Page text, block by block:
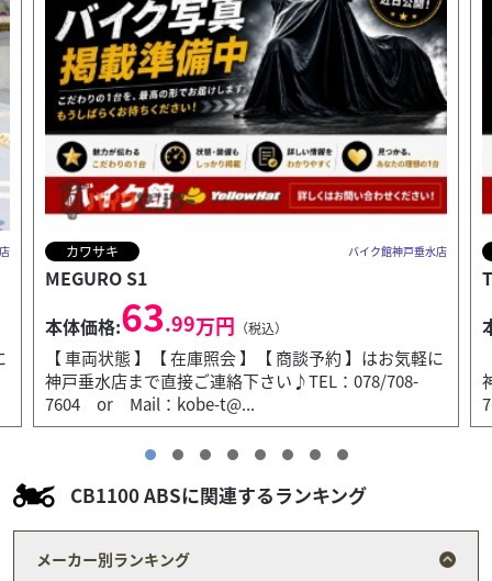
店 ホンダ バイク館神戸垂水店
TACT Basic
本体価格:20.99万円（税込）
【 車両状態 】【 在庫照会 】【 商談予約 】はお気軽に
神戸垂水店まで直接ご連絡下さい♪TEL：078/708-
7604 or Mail：kobe-t@...
CB1100 ABSに関連するランキング
メーカー別ランキング